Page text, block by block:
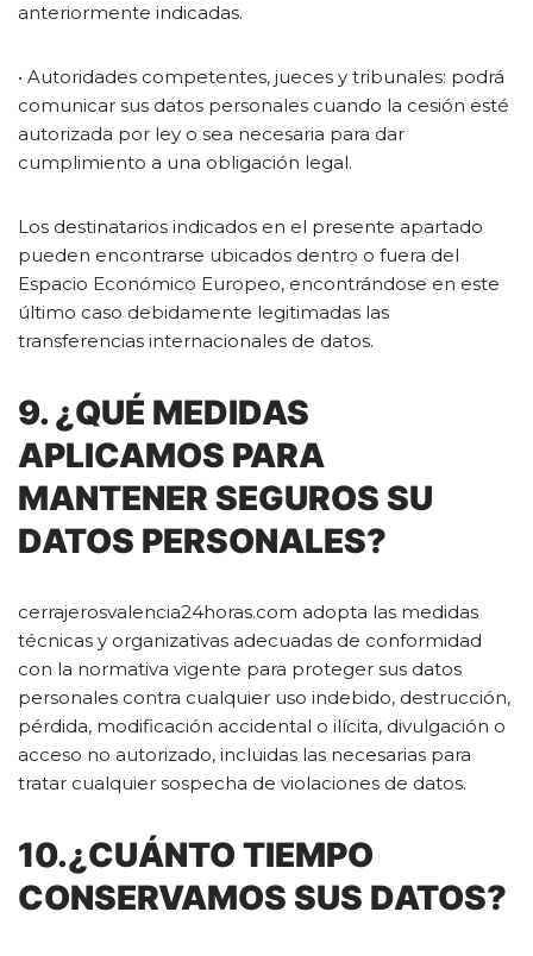
anteriormente indicadas.
• Autoridades competentes, jueces y tribunales: podrá
comunicar sus datos personales cuando la cesión esté
autorizada por ley o sea necesaria para dar
cumplimiento a una obligación legal.
Los destinatarios indicados en el presente apartado
pueden encontrarse ubicados dentro o fuera del
Espacio Económico Europeo, encontrándose en este
último caso debidamente legitimadas las
transferencias internacionales de datos.
9. ¿QUÉ MEDIDAS
APLICAMOS PARA
MANTENER SEGUROS SU
DATOS PERSONALES?
cerrajerosvalencia24horas.com adopta las medidas
técnicas y organizativas adecuadas de conformidad
con la normativa vigente para proteger sus datos
personales contra cualquier uso indebido, destrucción,
pérdida, modificación accidental o ilícita, divulgación o
acceso no autorizado, incluidas las necesarias para
tratar cualquier sospecha de violaciones de datos.
10.¿CUÁNTO TIEMPO
CONSERVAMOS SUS DATOS?